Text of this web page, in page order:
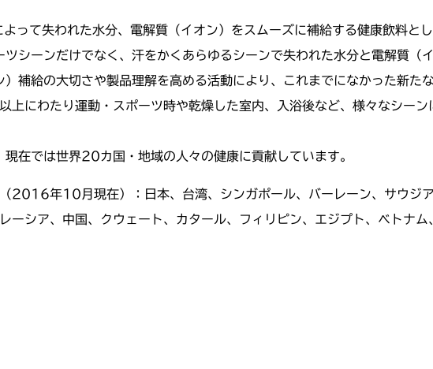
って失われた水分、電解質（イオン）をスムーズに補給する健康飲料と
シーンだけでなく、汗をかくあらゆるシーンで失われた水分と電解質（
補給の大切さや製品理解を高める活動により、これまでになかった新た
上にわたり運動・スポーツ時や乾燥した室内、入浴後など、様々なシー
在では世界20カ国・地域の人々の健康に貢献しています。
2016年10月現在）：日本、台湾、シンガポール、バーレーン、サウジ
ーシア、中国、クウェート、カタール、フィリピン、エジプト、ベトナ